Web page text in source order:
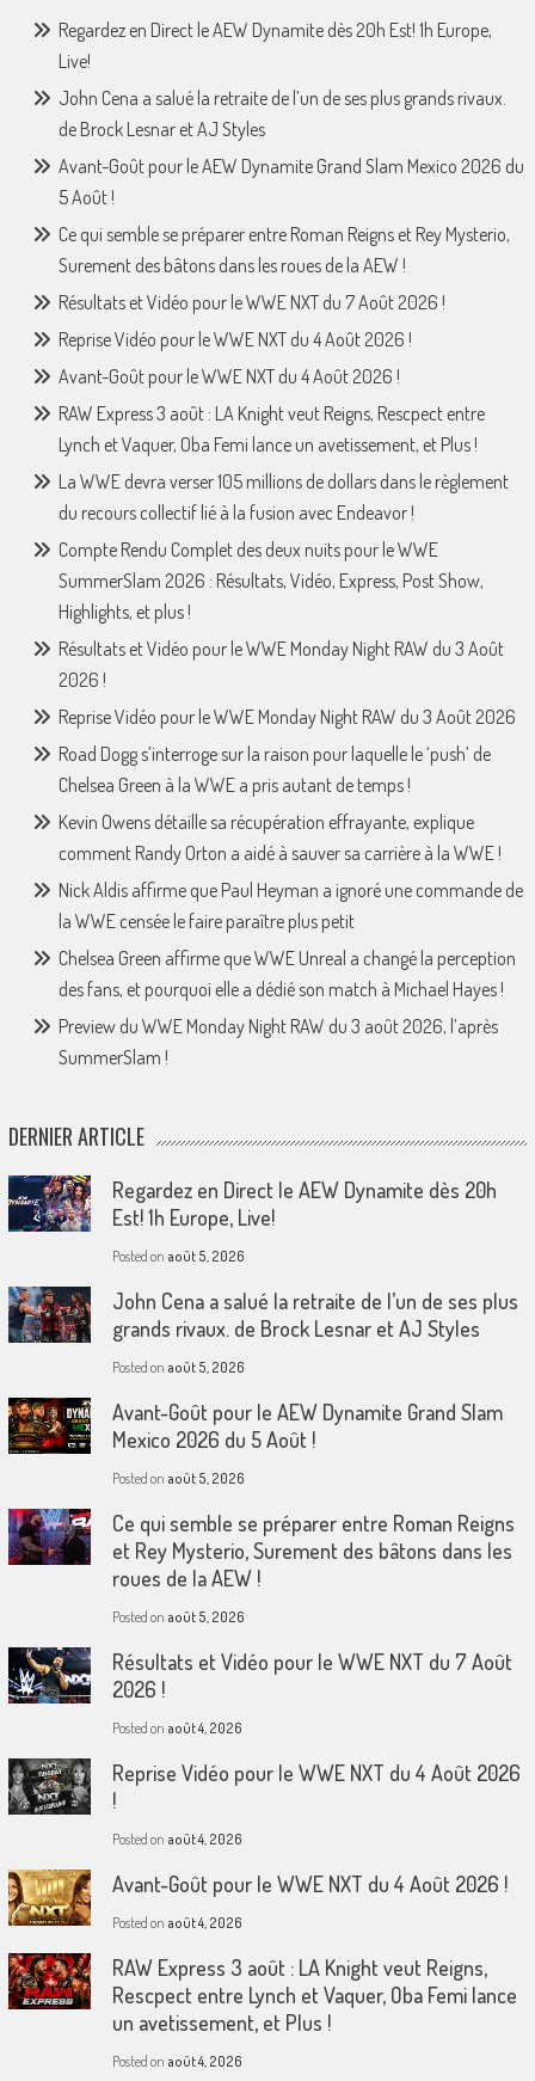
Regardez en Direct le AEW Dynamite dès 20h Est! 1h Europe,
Live!
John Cena a salué la retraite de l’un de ses plus grands rivaux.
de Brock Lesnar et AJ Styles
Avant-Goût pour le AEW Dynamite Grand Slam Mexico 2026 du
5 Août !
Ce qui semble se préparer entre Roman Reigns et Rey Mysterio,
Surement des bâtons dans les roues de la AEW !
Résultats et Vidéo pour le WWE NXT du 7 Août 2026 !
Reprise Vidéo pour le WWE NXT du 4 Août 2026 !
Avant-Goût pour le WWE NXT du 4 Août 2026 !
RAW Express 3 août : LA Knight veut Reigns, Rescpect entre
Lynch et Vaquer, Oba Femi lance un avetissement, et Plus !
La WWE devra verser 105 millions de dollars dans le règlement
du recours collectif lié à la fusion avec Endeavor !
Compte Rendu Complet des deux nuits pour le WWE
SummerSlam 2026 : Résultats, Vidéo, Express, Post Show,
Highlights, et plus !
Résultats et Vidéo pour le WWE Monday Night RAW du 3 Août
2026 !
Reprise Vidéo pour le WWE Monday Night RAW du 3 Août 2026
Road Dogg s’interroge sur la raison pour laquelle le ‘push’ de
Chelsea Green à la WWE a pris autant de temps !
Kevin Owens détaille sa récupération effrayante, explique
comment Randy Orton a aidé à sauver sa carrière à la WWE !
Nick Aldis affirme que Paul Heyman a ignoré une commande de
la WWE censée le faire paraître plus petit
Chelsea Green affirme que WWE Unreal a changé la perception
des fans, et pourquoi elle a dédié son match à Michael Hayes !
Preview du WWE Monday Night RAW du 3 août 2026, l’après
SummerSlam !
DERNIER ARTICLE
Regardez en Direct le AEW Dynamite dès 20h
Est! 1h Europe, Live!
Posted on août 5, 2026
John Cena a salué la retraite de l’un de ses plus
grands rivaux. de Brock Lesnar et AJ Styles
Posted on août 5, 2026
Avant-Goût pour le AEW Dynamite Grand Slam
Mexico 2026 du 5 Août !
Posted on août 5, 2026
Ce qui semble se préparer entre Roman Reigns
et Rey Mysterio, Surement des bâtons dans les
roues de la AEW !
Posted on août 5, 2026
Résultats et Vidéo pour le WWE NXT du 7 Août
2026 !
Posted on août 4, 2026
Reprise Vidéo pour le WWE NXT du 4 Août 2026
!
Posted on août 4, 2026
Avant-Goût pour le WWE NXT du 4 Août 2026 !
Posted on août 4, 2026
RAW Express 3 août : LA Knight veut Reigns,
Rescpect entre Lynch et Vaquer, Oba Femi lance
un avetissement, et Plus !
Posted on août 4, 2026